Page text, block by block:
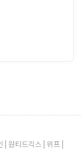
| 원티드긱스 | 위프 |